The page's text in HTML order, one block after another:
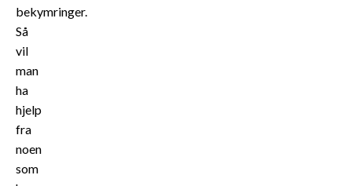
bekymringer.
Så
vil
man
ha
hjelp
fra
noen
som